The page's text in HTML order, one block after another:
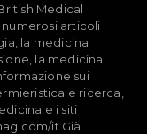
Medical
articoli
la medicina
la medicina
sui
e ricerca,
e i siti
it Già